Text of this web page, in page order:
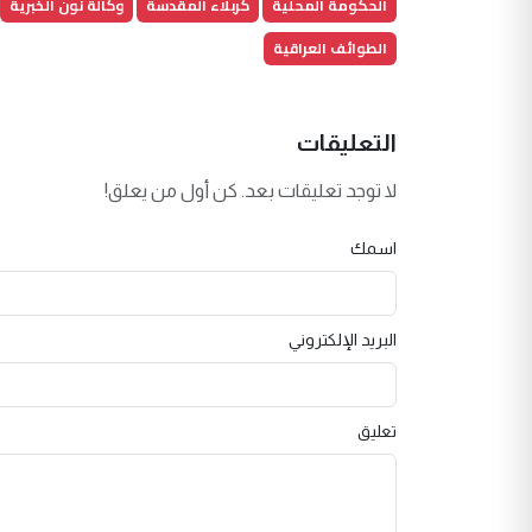
الطوائف العراقية
التعليقات
لا توجد تعليقات بعد. كن أول من يعلق!
اسمك
البريد الإلكتروني
تعليق